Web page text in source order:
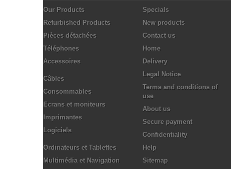
Our Products
Refurbished Products
Pièces détachées
Téléphones
Accessoires
Câbles
Consommables
Ecrans et moniteurs
Imprimantes
Logiciels
Ordinateurs et Tablettes
Multimédia et Navigation
Specials
New products
Contact us
Home
Delivery
Legal Notice
Terms and conditions of
use
About us
Secure payment
Confidentiality
Help
Sitemap